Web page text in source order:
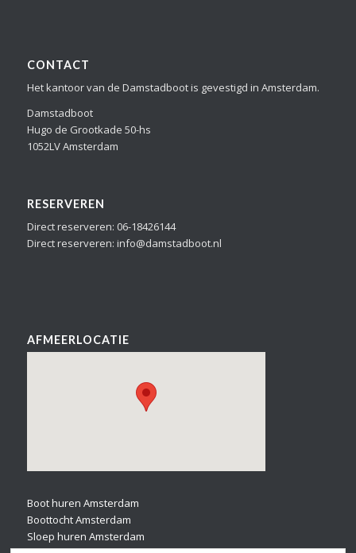
CONTACT
Het kantoor van de Damstadboot is gevestigd in Amsterdam.
Damstadboot
Hugo de Grootkade 50-hs
1052LV Amsterdam
RESERVEREN
Direct reserveren: 06-18426144
Direct reserveren: info@damstadboot.nl
AFMEERLOCATIE
Boot huren Amsterdam
Boottocht Amsterdam
Sloep huren Amsterdam